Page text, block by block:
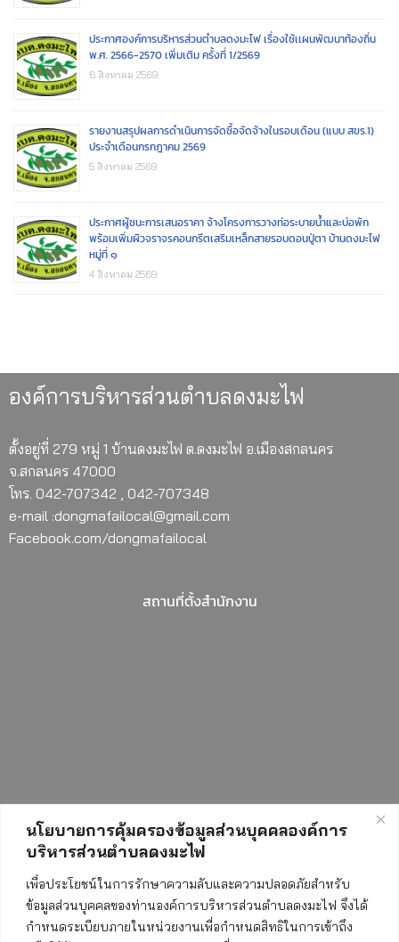
นโยบายการคุ้มครองข้อมูลส่วนบุคคลองค์การ
บริหารส่วนตำบลดงมะไฟ
เพื่อประโยชน์ในการรักษาความลับและความปลอดภัยสำหรับ
ข้อมูลส่วนบุคคลของท่านองค์การบริหารส่วนตำบลดงมะไฟ จึงได้
กำหนดระเบียบภายในหน่วยงานเพื่อกำหนดสิทธิในการเข้าถึง
ประกาศองค์การบริหารส่วนตำบลดงมะไฟ เรื่องใช้เเผนพัฒนาท้องถิ่น
พ.ศ. 2566-2570 เพิ่มเติม ครั้งที่ 1/2569
6 สิงหาคม 2569
รายงานสรุปผลการดำเนินการจัดซื้อจัดจ้างในรอบเดือน (แบบ สขร.1)
ประจำเดือนกรกฎาคม 2569
5 สิงหาคม 2569
ประกาศผู้ชนะการเสนอราคา จ้างโครงการวางท่อระบายน้ำและบ่อพัก
พร้อมเพิ่มผิวจราจรคอนกรีตเสริมเหล็กสายรอบดอนปู่ตา บ้านดงมะไฟ
หมู่ที่ ๑
4 สิงหาคม 2569
องค์การบริหารส่วนตำบลดงมะไฟ
ตั้งอยู่ที่ 279 หมู่ 1 บ้านดงมะไฟ ต.ดงมะไฟ อ.เมืองสกลนคร
จ.สกลนคร 47000
โทร. 042-707342 , 042-707348
e-mail :dongmafailocal@gmail.com
Facebook.com/dongmafailocal
สถานที่ตั้งสำนักงาน
สถิติการเข้าชมเว็บไซต์